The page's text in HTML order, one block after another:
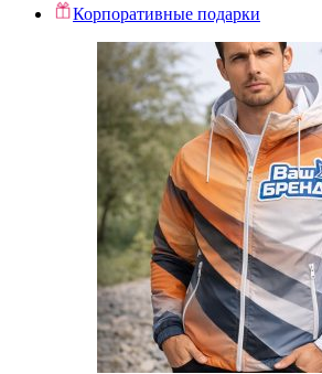
Корпоративные подарки